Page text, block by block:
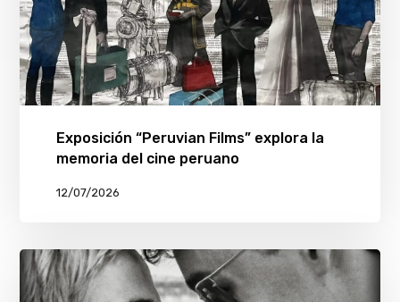
Exposición “Peruvian Films” explora la
memoria del cine peruano
12/07/2026